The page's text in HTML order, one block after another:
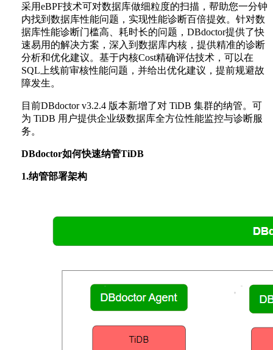
采用eBPF技术可对数据库做细粒度的扫描，帮助您一分钟
内找到数据库性能问题，实现性能诊断百倍提效。针对数
据库性能诊断门槛高、耗时长的问题，DBdoctor提供了快
速易用的解决方案，深入到数据库内核，提供精准的诊断
分析和优化建议。基于内核Cost精确评估技术，可以在
SQL上线前审核性能问题，并给出优化建议，提前规避故
障发生。
目前DBdoctor v3.2.4 版本新增了对 TiDB 集群的纳管。可
为 TiDB 用户提供企业级数据库全方位性能监控与诊断服
务。
DBdoctor如何快速纳管TiDB
1.纳管部署架构